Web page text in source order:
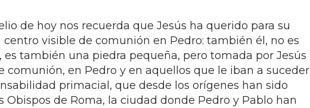
de hoy nos recuerda que Jesús ha querido para su
visible de comunión en Pedro: también él, no es
es también una piedra pequeña, pero tomada por Jesús
comunión, en Pedro y en aquellos que le iban a suceder
primacial, que desde los orígenes han sido
Obispos de Roma, la ciudad donde Pedro y Pablo han